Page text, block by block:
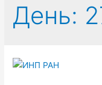
День: